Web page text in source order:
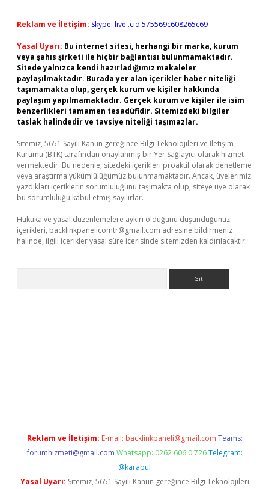
Reklam ve İletişim: Skype: live:.cid.575569c608265c69
Yasal Uyarı: Bu internet sitesi, herhangi bir marka, kurum
veya şahıs şirketi ile hiçbir bağlantısı bulunmamaktadır.
Sitede yalnızca kendi hazırladığımız makaleler
paylaşılmaktadır. Burada yer alan içerikler haber niteliği
taşımamakta olup, gerçek kurum ve kişiler hakkında
paylaşım yapılmamaktadır. Gerçek kurum ve kişiler ile isim
benzerlikleri tamamen tesadüfidir. Sitemizdeki bilgiler
taslak halindedir ve tavsiye niteliği taşımazlar.
Sitemiz, 5651 Sayılı Kanun gereğince Bilgi Teknolojileri ve İletişim
Kurumu (BTK) tarafından onaylanmış bir Yer Sağlayıcı olarak hizmet
vermektedir. Bu nedenle, sitedeki içerikleri proaktif olarak denetleme
veya araştırma yükümlülüğümüz bulunmamaktadır. Ancak, üyelerimiz
yazdıkları içeriklerin sorumluluğunu taşımakta olup, siteye üye olarak
bu sorumluluğu kabul etmiş sayılırlar.
Hukuka ve yasal düzenlemelere aykırı olduğunu düşündüğünüz
içerikleri, backlinkpanelicomtr@gmail.com adresine bildirmeniz
halinde, ilgili içerikler yasal süre içerisinde sitemizden kaldırılacaktır.
Reklam ve İletişim: E-mail: backlinkpaneli@gmail.com Teams:
forumhizmeti@gmail.com Whatsapp: 0262 606 0 726 Telegram:
@karabul
Yasal Uyarı: Sitemiz, 5651 Sayılı Kanun gereğince Bilgi Teknolojileri